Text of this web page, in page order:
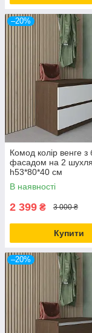
–20%
Комод колір венге з
фасадом на 2
h53*80*40 см
В наявності
2 399 ₴ 3 000 ₴
Купити
–20%